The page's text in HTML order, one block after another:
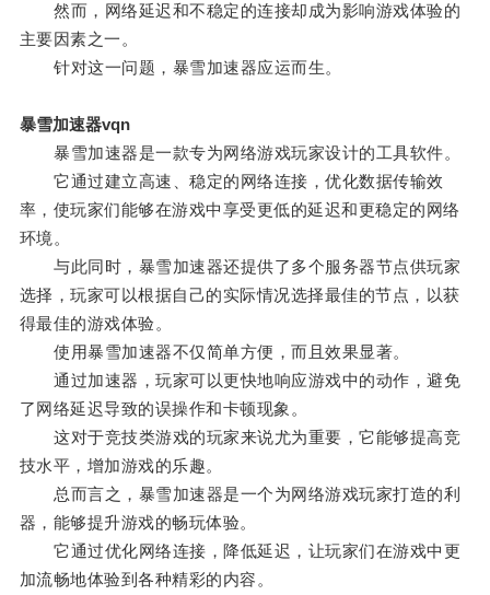
然而，网络延迟和不稳定的连接却成为影响游戏体验的
主要因素之一。
针对这一问题，暴雪加速器应运而生。
暴雪加速器vqn
暴雪加速器是一款专为网络游戏玩家设计的工具软件。
它通过建立高速、稳定的网络连接，优化数据传输效
率，使玩家们能够在游戏中享受更低的延迟和更稳定的网络
环境。
与此同时，暴雪加速器还提供了多个服务器节点供玩家
选择，玩家可以根据自己的实际情况选择最佳的节点，以获
得最佳的游戏体验。
使用暴雪加速器不仅简单方便，而且效果显著。
通过加速器，玩家可以更快地响应游戏中的动作，避免
了网络延迟导致的误操作和卡顿现象。
这对于竞技类游戏的玩家来说尤为重要，它能够提高竞
技水平，增加游戏的乐趣。
总而言之，暴雪加速器是一个为网络游戏玩家打造的利
器，能够提升游戏的畅玩体验。
它通过优化网络连接，降低延迟，让玩家们在游戏中更
加流畅地体验到各种精彩的内容。